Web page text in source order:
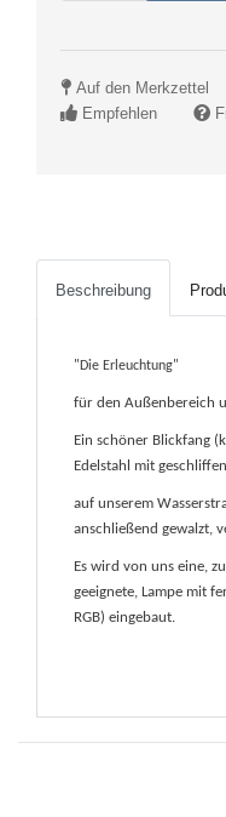
Auf den Merkzettel
Empfehlen
Beschreibung
"Die Erleuchtung"
für den Außenbereich
Ein schöner Blickfang
Edelstahl mit
auf unserem
anschließend gewalzt,
Es wird von uns eine,
geeignete, Lampe mit
RGB) eingebaut.